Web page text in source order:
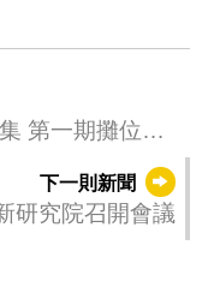
接
下一則新聞
研究院召開會議